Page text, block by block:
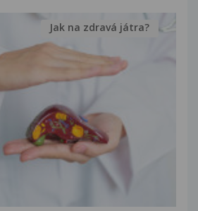
Jak na zdravá játra?